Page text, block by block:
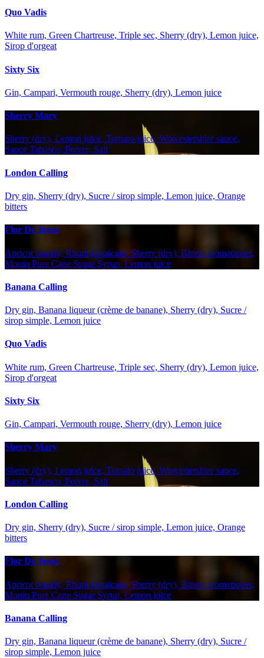
Quo Vadis
White rum, Green Chartreuse, Triple sec, Sherry (dry), Lemon juice,
Sirop d'orgeat
Sixty Six
Gin, Campari, Vermouth rouge, Sherry (dry), Lemon juice
Sherry Mary
Sherry (dry), Lemon juice, Tomato juice, Worcestershire sauce,
Sauce Tabasco, Poivre, Salt
London Calling
Dry gin, Sherry (dry), Sucre / sirop simple, Lemon juice, Orange
bitters
Flor De Jerez
Apricot brandy, Rhum jamaïcain, Sherry (dry), Bitters aromatiques,
Monin Pure Cane Sugar Syrup, Lemon juice
Banana Calling
Dry gin, Banana liqueur (crème de banane), Sherry (dry), Sucre /
sirop simple, Lemon juice
Quo Vadis
White rum, Green Chartreuse, Triple sec, Sherry (dry), Lemon juice,
Sirop d'orgeat
Sixty Six
Gin, Campari, Vermouth rouge, Sherry (dry), Lemon juice
Sherry Mary
Sherry (dry), Lemon juice, Tomato juice, Worcestershire sauce,
Sauce Tabasco, Poivre, Salt
London Calling
Dry gin, Sherry (dry), Sucre / sirop simple, Lemon juice, Orange
bitters
Flor De Jerez
Apricot brandy, Rhum jamaïcain, Sherry (dry), Bitters aromatiques,
Monin Pure Cane Sugar Syrup, Lemon juice
Banana Calling
Dry gin, Banana liqueur (crème de banane), Sherry (dry), Sucre /
sirop simple, Lemon juice